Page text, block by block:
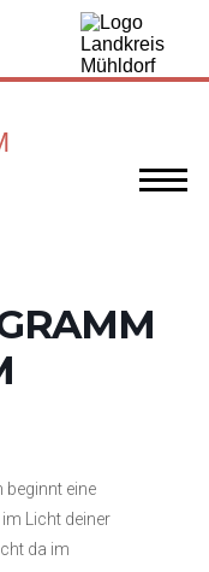
beginnt eine
Licht deiner
da im